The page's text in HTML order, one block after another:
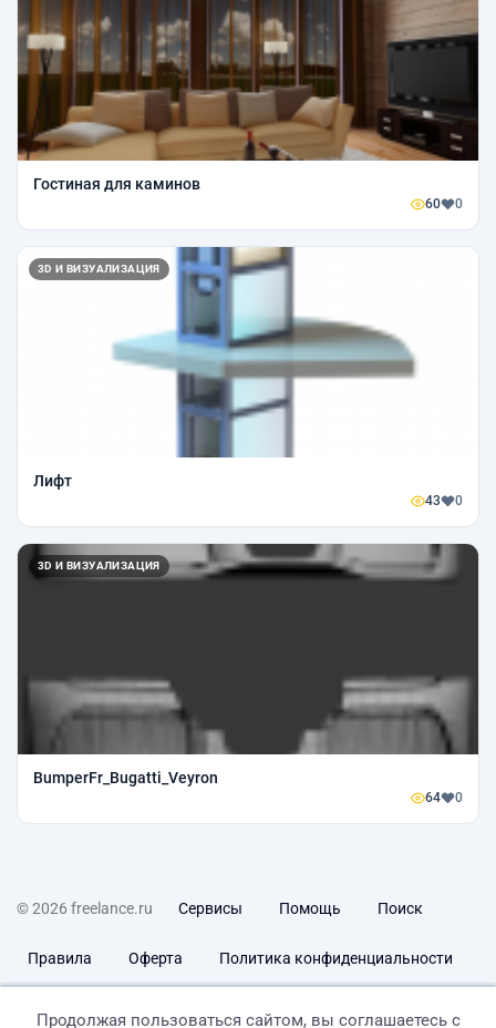
Гостиная для каминов
60 0
3D И ВИЗУАЛИЗАЦИЯ
Лифт
43 0
3D И ВИЗУАЛИЗАЦИЯ
BumperFr_Bugatti_Veyron
64 0
© 2026 freelance.ru Сервисы Помощь Поиск
Правила Оферта Политика конфиденциальности
Продолжая пользоваться сайтом, вы соглашаетесь с